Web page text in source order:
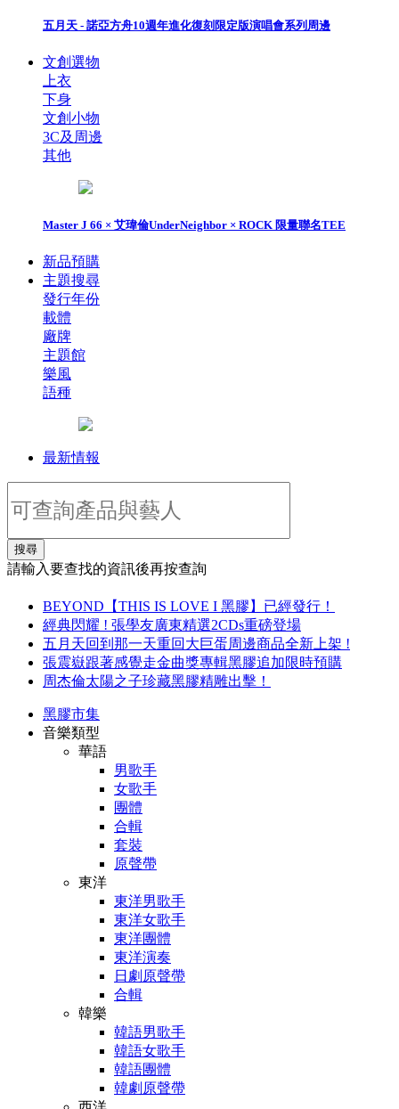
五月天 - 諾亞方舟10週年進化復刻限定版演唱會系列周邊
文創選物
上衣
下身
文創小物
3C及周邊
其他
Master J 66 × 艾瑋倫UnderNeighbor × ROCK 限量聯名TEE
新品預購
主題搜尋
發行年份
載體
廠牌
主題館
樂風
語種
最新情報
搜尋
請輸入要查找的資訊後再按查詢
BEYOND【THIS IS LOVE I 黑膠】已經發行！
經典閃耀 ! 張學友廣東精選2CDs重磅登場
五月天回到那一天重回大巨蛋周邊商品全新上架 !
張震嶽跟著感覺走金曲獎專輯黑膠追加限時預購
周杰倫太陽之子珍藏黑膠精雕出擊！
黑膠市集
音樂類型
華語
男歌手
女歌手
團體
合輯
套裝
原聲帶
東洋
東洋男歌手
東洋女歌手
東洋團體
東洋演奏
日劇原聲帶
合輯
韓樂
韓語男歌手
韓語女歌手
韓語團體
韓劇原聲帶